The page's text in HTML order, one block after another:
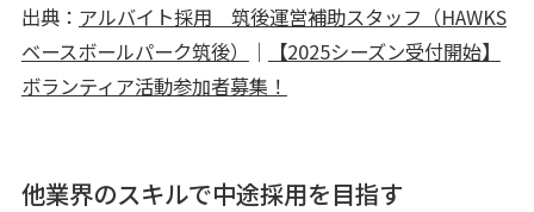
出典： アルバイト採用 筑後運営補助スタッフ（HAWKS
ベースボールパーク筑後）
｜
【2025シーズン受付開始】
ボランティア活動参加者募集！
他業界のスキルで中途採用を目指す